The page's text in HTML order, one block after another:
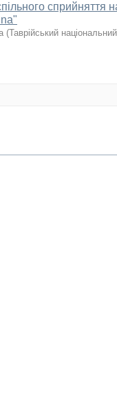
сприйняття
(Таврійський